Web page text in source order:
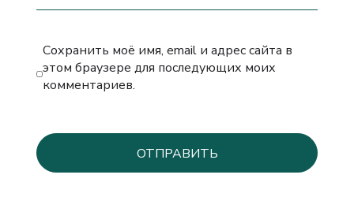
Сохранить моё имя, email и адрес сайта в
этом браузере для последующих моих
комментариев.